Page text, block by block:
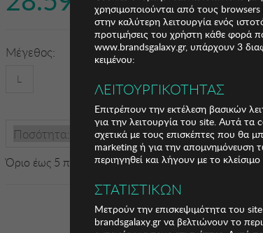
Μέγεθος:
L
Ποσότητα:
Όριο έως 5 προϊόν(τα) ανά παραγγελία
χρησιμοποιούνται από τους
στην καλύτερη λειτουργία ενός
προτιμήσεις του χρήστη κάθε φορά
www.brandsgalaxy.gr, υπάρχουν 3
κειμένου:
ΛΕΙΤΟΥΡΓΙΚΟΤΗΤΑΣ
Επιτρέπουν την εκτέλεση βασικών
για την λειτουργία του site. Αυτά
σχετικά με τους επισκέπτες που θα
marketing ή για την απομνημόνευση
περιηγηθεί και λήγουν με το
ΣΤΑΤΙΣΤΙΚΩΝ
Μετρούν την επισκεψιμότητα του
brandsgalaxy.gr να βελτιώνουν το